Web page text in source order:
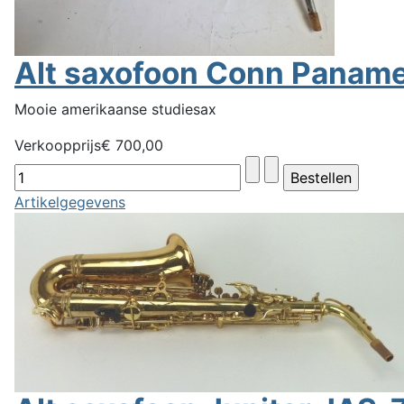
Alt saxofoon Conn
Mooie amerikaanse studiesax
Verkoopprijs€ 700,00
Artikelgegevens